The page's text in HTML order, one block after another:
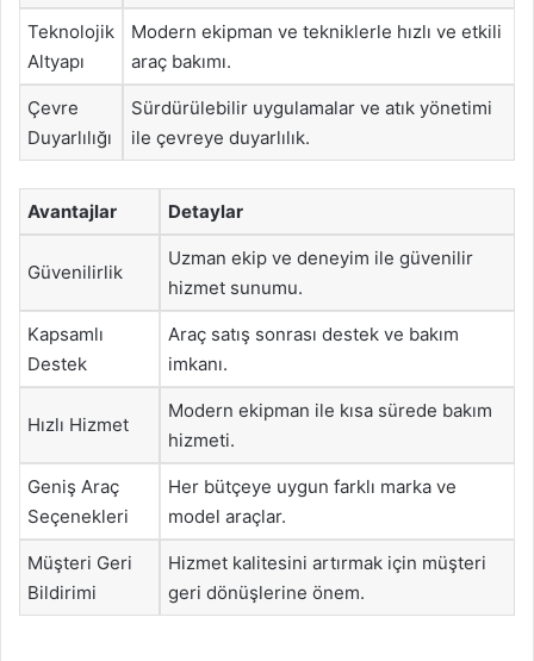
Teknolojik
Altyapı
Modern ekipman ve tekniklerle hızlı ve etkili
araç bakımı.
Çevre
Duyarlılığı
Sürdürülebilir uygulamalar ve atık yönetimi
ile çevreye duyarlılık.
Avantajlar Detaylar
Güvenilirlik
Uzman ekip ve deneyim ile güvenilir
hizmet sunumu.
Kapsamlı
Destek
Araç satış sonrası destek ve bakım
imkanı.
Hızlı Hizmet
Modern ekipman ile kısa sürede bakım
hizmeti.
Geniş Araç
Seçenekleri
Her bütçeye uygun farklı marka ve
model araçlar.
Müşteri Geri
Bildirimi
Hizmet kalitesini artırmak için müşteri
geri dönüşlerine önem.